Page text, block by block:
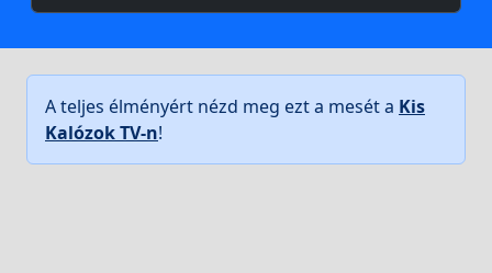
A teljes élményért nézd meg ezt a mesét a Kis
Kalózok TV-n!